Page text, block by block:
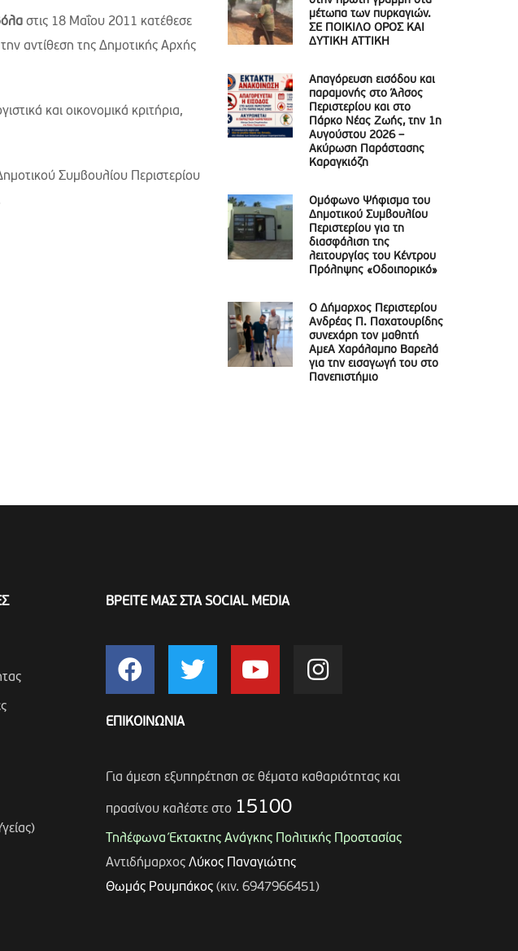
στις 18 Μαΐου 2011 κατέθεσε
αντίθεση της Δημοτικής Αρχής
και οικονομικά κριτήρια,
Συμβουλίου Περιστερίου
μέτωπα των πυρκαγιών.
ΣΕ ΠΟΙΚΙΛΟ ΟΡΟΣ ΚΑΙ
ΔΥΤΙΚΗ ΑΤΤΙΚΗ
Απαγόρευση εισόδου και
παραμονής στο Άλσος
Περιστερίου και στο
Πάρκο Νέας Ζωής, την 1η
Αυγούστου 2026 –
Ακύρωση Παράστασης
Καραγκιόζη
Ομόφωνο Ψήφισμα του
Δημοτικού Συμβουλίου
Περιστερίου για τη
διασφάλιση της
λειτουργίας του Κέντρου
Πρόληψης «Οδοιπορικό»
Ο Δήμαρχος Περιστερίου
Ανδρέας Π. Παχατουρίδης
συνεχάρη τον μαθητή
ΑμεΑ Χαράλαμπο Βαρελά
για την εισαγωγή του στο
Πανεπιστήμιο
ΒΡΕΙΤΕ ΜΑΣ ΣΤΑ SOCIAL MEDIA
ΕΠΙΚΟΙΝΩΝΙΑ
Για άμεση εξυπηρέτηση σε θέματα καθαριότητας και
πρασίνου καλέστε στο 15100
Τηλέφωνα Έκτακτης Ανάγκης Πολιτικής Προστασίας
Αντιδήμαρχος Λύκος Παναγιώτης
Θωμάς Ρουμπάκος(κιν. 6947966451)